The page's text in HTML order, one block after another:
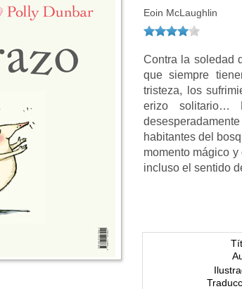
Eoin McLaughlin
Contra la soledad
que siempre
tristeza, los
erizo solitario…
habitantes del
momento mágico
incluso el sentido